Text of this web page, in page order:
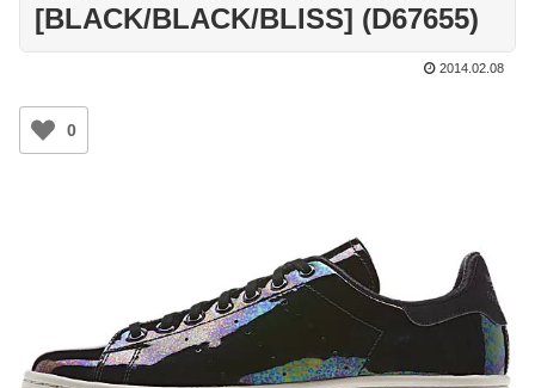
[BLACK/BLACK/BLISS] (D67655)
2014.02.08
0